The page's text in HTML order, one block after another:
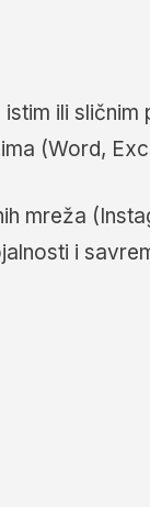
ili sličnim
(Word,
mreža
i